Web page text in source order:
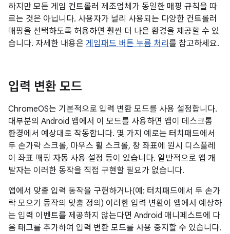
하지만 모든 게임 컨트롤러 제조업체가 동일한 매핑 규칙을 따
르는 것은 아닙니다. 사용자가 널리 사용되는 다양한 컨트롤러
매핑을 선택하도록 허용하면 훨씬 더 나은 환경을 제공할 수 있
습니다. 자세한 내용은 게임패드 버튼 누름 처리 를 참고하세요.
입력 변환 모드
ChromeOS는 기본적으로 입력 변환 모드를 사용 설정합니다.
대부분의 Android 앱에서 이 모드를 사용하면 앱이 데스크톱
환경에서 예상대로 작동합니다. 몇 가지 예로는 터치패드에서
두 손가락 스크롤, 마우스 휠 스크롤, 창 좌표에 원시 디스플레
이 좌표 매핑 자동 사용 설정 등이 있습니다. 일반적으로 앱 개
발자는 이러한 동작을 직접 구현할 필요가 없습니다.
앱에서 맞춤 입력 동작을 구현하거나(예: 터치패드에서 두 손가
락 모으기 동작의 맞춤 정의) 이러한 입력 변환이 앱에서 예상하
는 입력 이벤트를 제공하지 않는다면 Android 매니페스트에 다
음 태그를 추가하여 입력 변환 모드를 사용 중지할 수 있습니다.